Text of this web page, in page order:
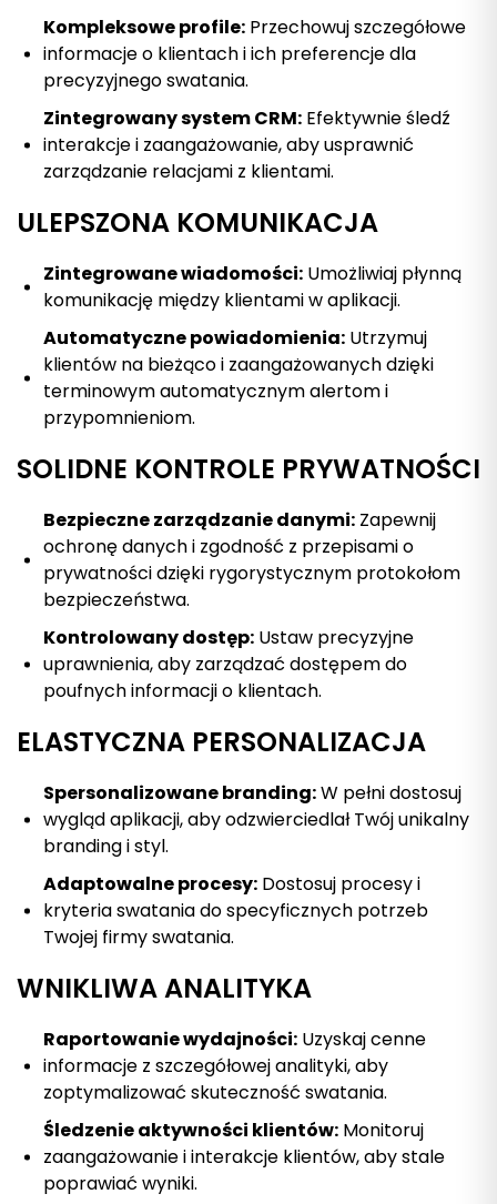
Kompleksowe profile: Przechowuj szczegółowe
informacje o klientach i ich preferencje dla
precyzyjnego swatania.
Zintegrowany system CRM: Efektywnie śledź
interakcje i zaangażowanie, aby usprawnić
zarządzanie relacjami z klientami.
ULEPSZONA KOMUNIKACJA
Zintegrowane wiadomości: Umożliwiaj płynną
komunikację między klientami w aplikacji.
Automatyczne powiadomienia: Utrzymuj
klientów na bieżąco i zaangażowanych dzięki
terminowym automatycznym alertom i
przypomnieniom.
SOLIDNE KONTROLE PRYWATNOŚCI
Bezpieczne zarządzanie danymi: Zapewnij
ochronę danych i zgodność z przepisami o
prywatności dzięki rygorystycznym protokołom
bezpieczeństwa.
Kontrolowany dostęp: Ustaw precyzyjne
uprawnienia, aby zarządzać dostępem do
poufnych informacji o klientach.
ELASTYCZNA PERSONALIZACJA
Spersonalizowane branding:W pełni dostosuj
wygląd aplikacji, aby odzwierciedlał Twój unikalny
branding i styl.
Adaptowalne procesy: Dostosuj procesy i
kryteria swatania do specyficznych potrzeb
Twojej firmy swatania.
WNIKLIWA ANALITYKA
Raportowanie wydajności: Uzyskaj cenne
informacje z szczegółowej analityki, aby
zoptymalizować skuteczność swatania.
Śledzenie aktywności klientów: Monitoruj
zaangażowanie i interakcje klientów, aby stale
poprawiać wyniki.